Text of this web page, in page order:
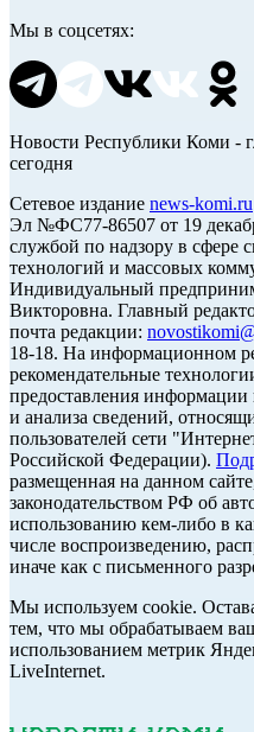
Мы в соцсетях:
Новости Республики Коми -
сегодня
Cетевое издание news-komi.ru
Эл №ФС77-86507 от 19
службой по надзору в сфере
технологий и массовых
Индивидуальный
Викторовна. Главный
почта редакции:
18-18. На информационном
рекомендательные
предоставления информации
и анализа сведений,
пользователей сети
Российской Федерации).
размещенная на данном
законодательством РФ об
использованию кем-либо в
числе воспроизведению,
иначе как с письменного
Мы используем cookie.
тем, что мы обрабатываем
использованием метрик
LiveInternet.